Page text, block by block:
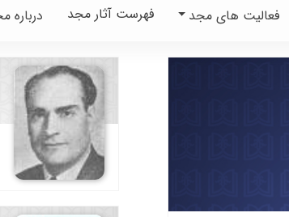
فعالیت های مجد فهرست آثار مجد درباره